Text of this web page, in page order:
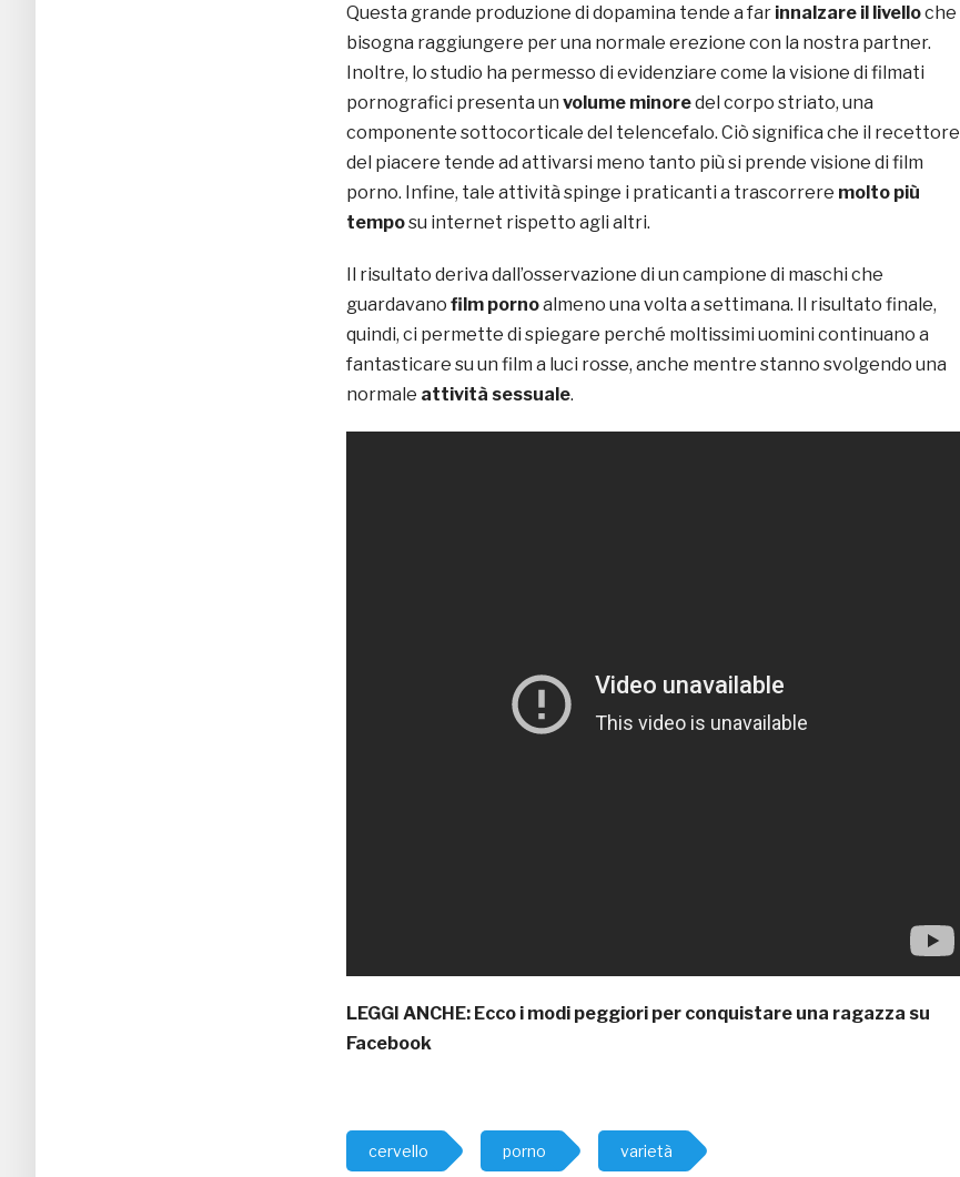
Questa grande produzione di dopamina tende a far innalzare il livelloche
bisogna raggiungere per una normale erezione con la nostra partner.
Inoltre, lo studio ha permesso di evidenziare come la visione di filmati
pornografici presenta un volume minoredel corpo striato, una
componente sottocorticale del telencefalo. Ciò significa che il recettore
del piacere tende ad attivarsi meno tanto più si prende visione di film
porno. Infine, tale attività spinge i praticanti a trascorrere molto più
temposu internet rispetto agli altri.
Il risultato deriva dall’osservazione di un campione di maschi che
guardavano film pornoalmeno una volta a settimana. Il risultato finale,
quindi, ci permette di spiegare perché moltissimi uomini continuano a
fantasticare su un film a luci rosse, anche mentre stanno svolgendo una
normale attività sessuale.
LEGGI ANCHE: Ecco i modi peggiori per conquistare una ragazza su
Facebook
cervello porno varietà